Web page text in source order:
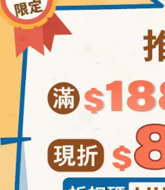
，可直接倒入口中食用